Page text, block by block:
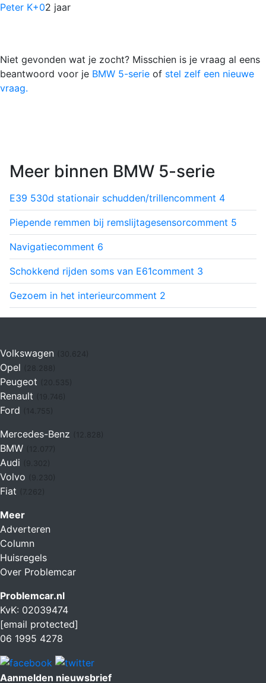
Peter K+02 jaar
Niet gevonden wat je zocht? Misschien is je vraag al eens
beantwoord voor je BMW 5-serie of stel zelf een nieuwe
vraag.
Meer binnen BMW 5-serie
E39 530d stationair schudden/trillencomment 4
Piepende remmen bij remslijtagesensorcomment 5
Navigatiecomment 6
Schokkend rijden soms van E61comment 3
Gezoem in het interieurcomment 2
Volkswagen (30.624)
Opel
Peugeot
Renault (19.746)
Ford (14.755)
Mercedes-Benz
BMW
Audi
Volvo
Fiat (7.262)
Meer
Adverteren
Column
Huisregels
Over Problemcar
Problemcar.nl
KvK: 02039474
[email protected]
06 1995 4278
Aanmelden nieuwsbrief